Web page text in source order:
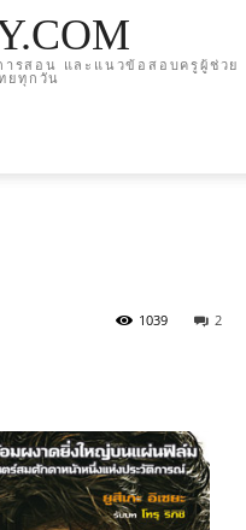
รสอน และแนวข้อสอบครูผู้ช่วย
ยทุกวัน
2
1039